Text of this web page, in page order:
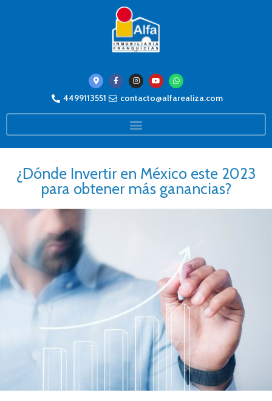
4499113551 contacto@alfarealiza.com
¿Dónde Invertir en México este 2023
para obtener más ganancias?